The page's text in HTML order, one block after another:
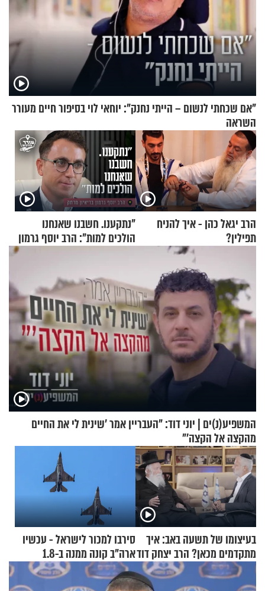
"אם שכחתי לנשום – הייתי נחנק": יוחאי לוי בסיפור חיים מעורר
השראה
הרב יגאל כהן - איך להניח
תפילין?
"נתקענו. חשבנו שאנחנו
הולכים למות": הרב יוסף גרמון
המשפיע(נ)ים | יוני דוד: "העבריין אמר 'שינית לי את החיים
מהקצה אל הקצה'"
בעיצומו של תשעה באב: איך
מתקדמים מכאן? הרב יצחק דוד
גרוסמן בשיחה מיוחדת
סירבו למכור לישראל - עכשיו
ארה"ב קונה ממנה ב-1.8
מיליארד דולר